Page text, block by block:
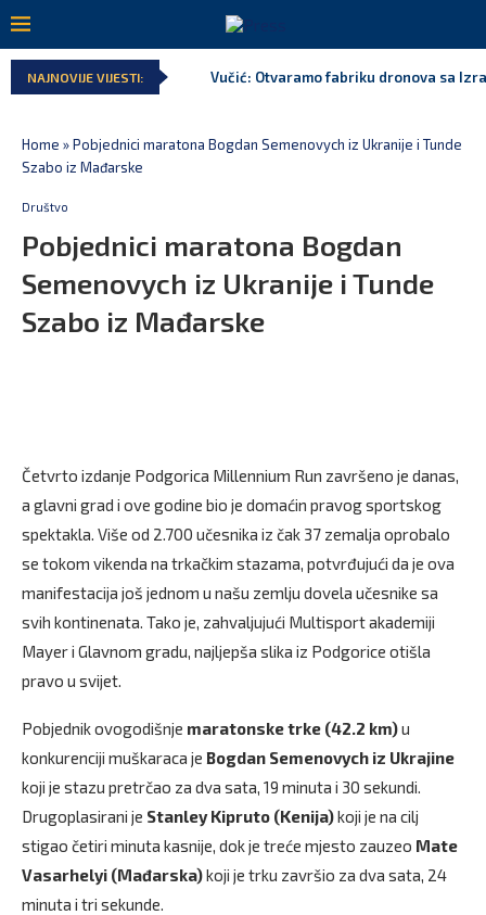
NAJNOVIJE VIJESTI: Vučić: Otvaramo fabriku dronova sa
Home »Pobjednici maratona Bogdan Semenovych iz Ukranije i Tunde
Szabo iz Mađarske
Društvo
Pobjednici maratona Bogdan
Semenovych iz Ukranije i Tunde
Szabo iz Mađarske
Četvrto izdanje Podgorica Millennium Run završeno je danas,
a glavni grad i ove godine bio je domaćin pravog sportskog
spektakla. Više od 2.700 učesnika iz čak 37 zemalja oprobalo
se tokom vikenda na trkačkim stazama, potvrđujući da je ova
manifestacija još jednom u našu zemlju dovela učesnike sa
svih kontinenata. Tako je, zahvaljujući Multisport akademiji
Mayer i Glavnom gradu, najljepša slika iz Podgorice otišla
pravo u svijet.
Pobjednik ovogodišnje maratonske trke (42.2 km)u
konkurenciji muškaraca je Bogdan Semenovych iz Ukrajine
koji je stazu pretrčao za dva sata, 19 minuta i 30 sekundi.
Drugoplasirani je Stanley Kipruto (Kenija)koji je na cilj
stigao četiri minuta kasnije, dok je treće mjesto zauzeo Mate
Vasarhelyi (Mađarska)koji je trku završio za dva sata, 24
minuta i tri sekunde.